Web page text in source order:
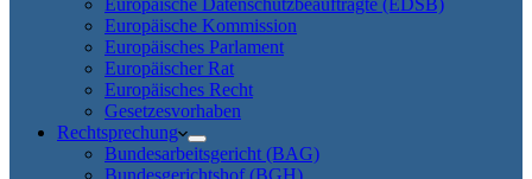
Europäische Datenschutzbeauftragte (EDSB)
Europäische Kommission
Europäisches Parlament
Europäischer Rat
Europäisches Recht
Gesetzesvorhaben
Rechtsprechung
Bundesarbeitsgericht (BAG)
Bundesgerichtshof (BGH)